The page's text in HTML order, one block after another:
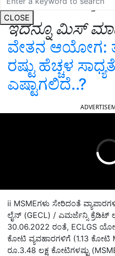
CLOSE
ಖಾತೆಗಳಿಗೆ 90.47 ಕೋಟಿ
ಇದನ್ನೂ ಮಿಸ್‌
ವೇತನ ಆಯೋಗ:
ರಷ್ಟು ಹೆಚ್ಚಳ
ಎಷ್ಟಾಗಲಿದೆ..?
ii MSMEಗಳು ಸೇರಿದಂತೆ
ಲೈನ್ (GECL) / ಎಮರ್ಜೆನ್ಸಿ ಕ್ರೆಡಿಟ್
30.06.2022 ರಂತೆ, ECLGS
ಕೋಟಿ ವ್ಯವಹಾರಗಳಿಗೆ (1.13 ಕೋಟಿ
ರೂ.3.48 ಲಕ್ಷ ಕೋಟಿಗಳಷ್ಟು